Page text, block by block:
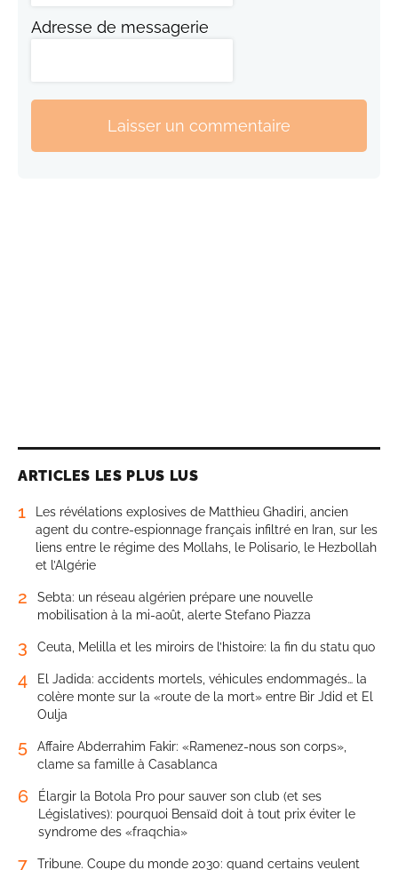
Adresse de messagerie
Laisser un commentaire
ARTICLES LES PLUS LUS
1
Les révélations explosives de Matthieu Ghadiri, ancien
agent du contre-espionnage français infiltré en Iran, sur les
liens entre le régime des Mollahs, le Polisario, le Hezbollah
et l’Algérie
2
Sebta: un réseau algérien prépare une nouvelle
mobilisation à la mi-août, alerte Stefano Piazza
3 Ceuta, Melilla et les miroirs de l’histoire: la fin du statu quo
4
El Jadida: accidents mortels, véhicules endommagés… la
colère monte sur la «route de la mort» entre Bir Jdid et El
Oulja
5
Affaire Abderrahim Fakir: «Ramenez-nous son corps»,
clame sa famille à Casablanca
6
Élargir la Botola Pro pour sauver son club (et ses
Législatives): pourquoi Bensaïd doit à tout prix éviter le
syndrome des «fraqchia»
7
Tribune. Coupe du monde 2030: quand certains veulent